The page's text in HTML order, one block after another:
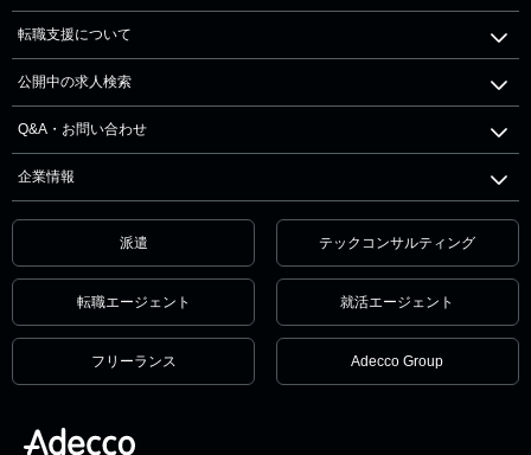
転職支援について
公開中の求人検索
Q&A・お問い合わせ
企業情報
派遣 テックコンサルティング
転職エージェント 就活エージェント
フリーランス Adecco Group